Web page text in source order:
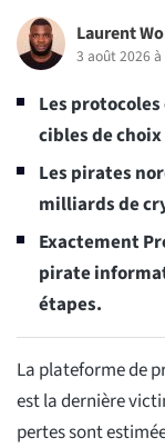
Laurent
3 août 2026 à
Les
cibles de
Les pirates
milliards de
Exactement
pirate
étapes.
La plateforme de
est la dernière
pertes sont